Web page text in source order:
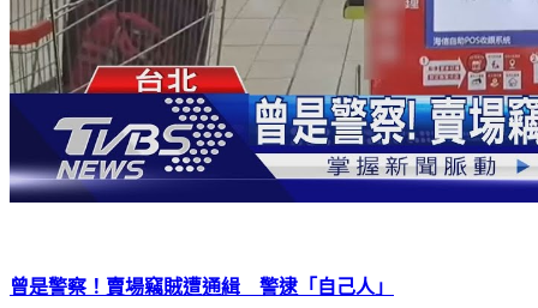
曾是警察！賣場竊賊遭通緝 警逮「自己人」